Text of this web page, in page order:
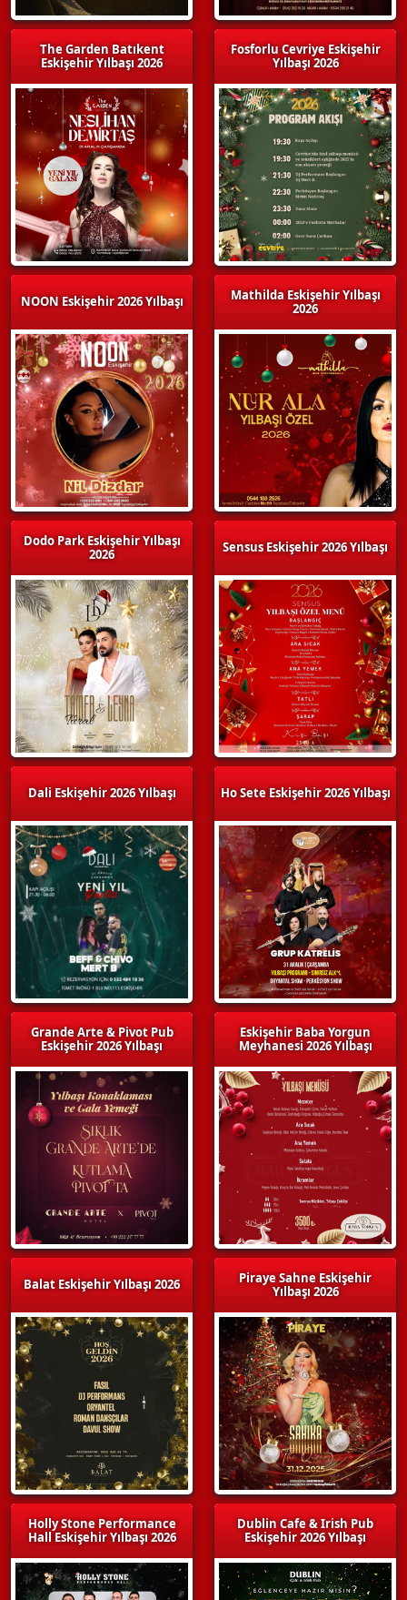
The Garden Batıkent
Eskişehir Yılbaşı 2026
NOON Eskişehir 2026 Yılbaşı
Dodo Park Eskişehir Yılbaşı
2026
Dali Eskişehir 2026 Yılbaşı
Grande Arte & Pivot Pub
Eskişehir 2026 Yılbaşı
Balat Eskişehir Yılbaşı 2026
Holly Stone Performance
Hall Eskişehir Yılbaşı 2026
Fosforlu Cevriye Eskişehir
Yılbaşı 2026
Mathilda Eskişehir Yılbaşı
2026
Sensus Eskişehir 2026 Yılbaşı
Ho Sete Eskişehir 2026 Yılbaşı
Eskişehir Baba Yorgun
Meyhanesi 2026 Yılbaşı
Piraye Sahne Eskişehir
Yılbaşı 2026
Dublin Cafe & Irish Pub
Eskişehir 2026 Yılbaşı